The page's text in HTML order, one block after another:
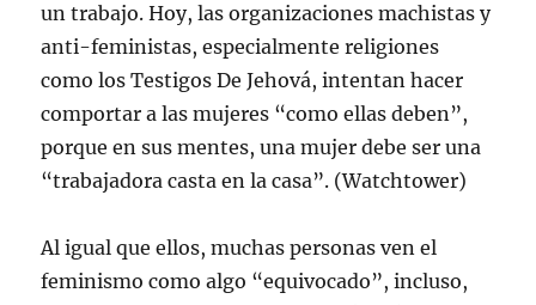
un trabajo. Hoy, las organizaciones machistas y
anti-feministas, especialmente religiones
como los Testigos De Jehová, intentan hacer
comportar a las mujeres “como ellas deben”,
porque en sus mentes, una mujer debe ser una
“trabajadora casta en la casa”. (Watchtower)
Al igual que ellos, muchas personas ven el
feminismo como algo “equivocado”, incluso,